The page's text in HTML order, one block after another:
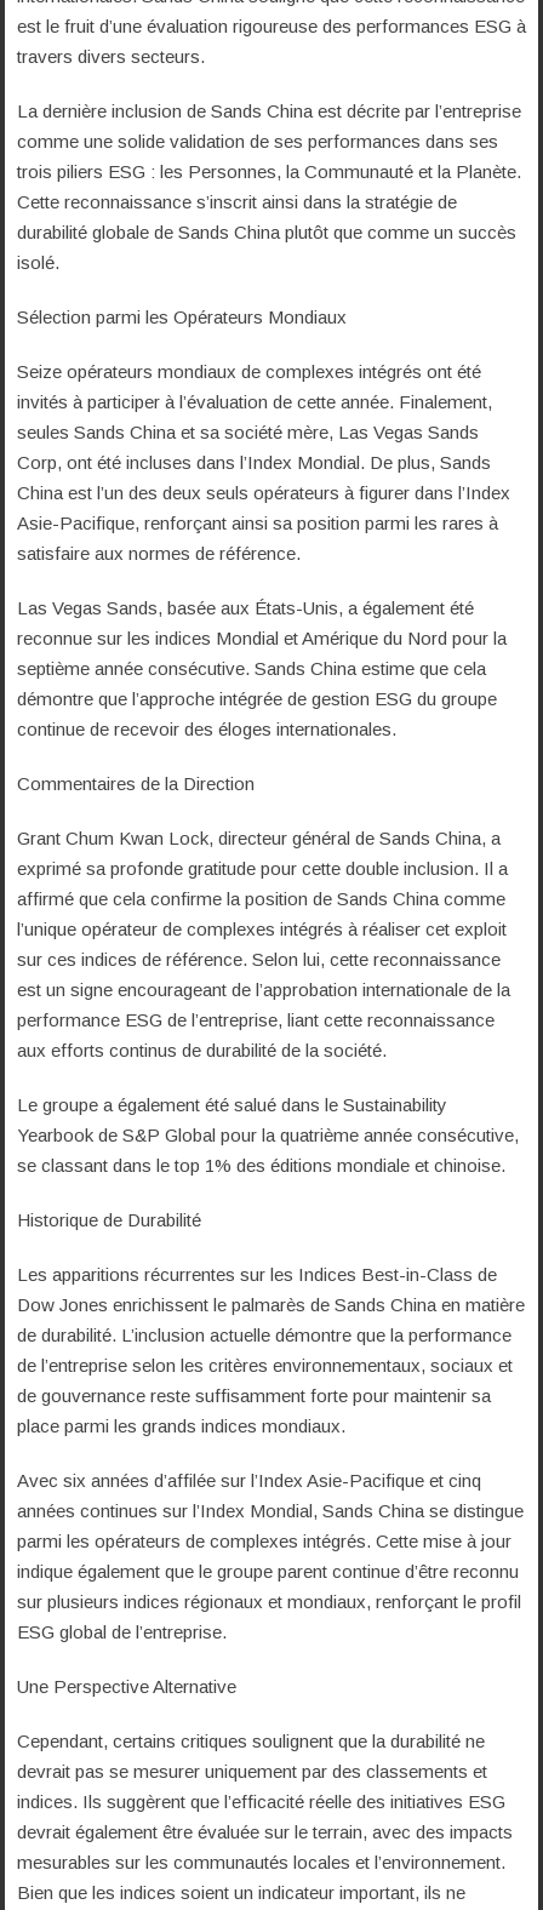
est le fruit d’une évaluation rigoureuse des performances ESG à
travers divers secteurs.
La dernière inclusion de Sands China est décrite par l’entreprise
comme une solide validation de ses performances dans ses
trois piliers ESG : les Personnes, la Communauté et la Planète.
Cette reconnaissance s’inscrit ainsi dans la stratégie de
durabilité globale de Sands China plutôt que comme un succès
isolé.
Sélection parmi les Opérateurs Mondiaux
Seize opérateurs mondiaux de complexes intégrés ont été
invités à participer à l’évaluation de cette année. Finalement,
seules Sands China et sa société mère, Las Vegas Sands
Corp, ont été incluses dans l’Index Mondial. De plus, Sands
China est l’un des deux seuls opérateurs à figurer dans l’Index
Asie-Pacifique, renforçant ainsi sa position parmi les rares à
satisfaire aux normes de référence.
Las Vegas Sands, basée aux États-Unis, a également été
reconnue sur les indices Mondial et Amérique du Nord pour la
septième année consécutive. Sands China estime que cela
démontre que l’approche intégrée de gestion ESG du groupe
continue de recevoir des éloges internationales.
Commentaires de la Direction
Grant Chum Kwan Lock, directeur général de Sands China, a
exprimé sa profonde gratitude pour cette double inclusion. Il a
affirmé que cela confirme la position de Sands China comme
l’unique opérateur de complexes intégrés à réaliser cet exploit
sur ces indices de référence. Selon lui, cette reconnaissance
est un signe encourageant de l’approbation internationale de la
performance ESG de l’entreprise, liant cette reconnaissance
aux efforts continus de durabilité de la société.
Le groupe a également été salué dans le Sustainability
Yearbook de S&P Global pour la quatrième année consécutive,
se classant dans le top 1% des éditions mondiale et chinoise.
Historique de Durabilité
Les apparitions récurrentes sur les Indices Best-in-Class de
Dow Jones enrichissent le palmarès de Sands China en matière
de durabilité. L’inclusion actuelle démontre que la performance
de l’entreprise selon les critères environnementaux, sociaux et
de gouvernance reste suffisamment forte pour maintenir sa
place parmi les grands indices mondiaux.
Avec six années d’affilée sur l’Index Asie-Pacifique et cinq
années continues sur l’Index Mondial, Sands China se distingue
parmi les opérateurs de complexes intégrés. Cette mise à jour
indique également que le groupe parent continue d’être reconnu
sur plusieurs indices régionaux et mondiaux, renforçant le profil
ESG global de l’entreprise.
Une Perspective Alternative
Cependant, certains critiques soulignent que la durabilité ne
devrait pas se mesurer uniquement par des classements et
indices. Ils suggèrent que l’efficacité réelle des initiatives ESG
devrait également être évaluée sur le terrain, avec des impacts
mesurables sur les communautés locales et l’environnement.
Bien que les indices soient un indicateur important, ils ne